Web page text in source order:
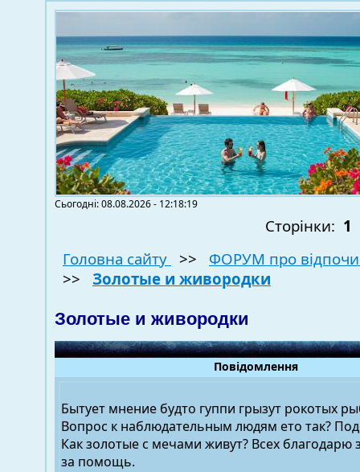
Сьогодні: 08.08.2026 - 12:18:19
Сторінки: 1
Головна сайту
>> ФОРУМ про
>> Золотые и живородки
Золотые и живородки
Повідомлення
Бытует мнение будто гуппи грызут рокотых
Вопрос к наблюдательным людям ето так?
Как золотые с мечами живут? Всех благодарю
за помощь.